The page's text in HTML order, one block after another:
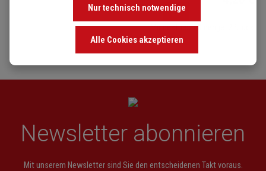
Mindestbestellmenge: 2 Stück
Newsletter abonnieren
Mit unserem Newsletter sind Sie den entscheidenen Takt voraus.
Nur technisch notwendige
Alle Cookies akzeptieren